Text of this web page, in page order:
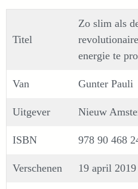
Titel
Zo slim als
energie te
Van Gunter Pauli
Uitgever Nieuw
ISBN 978 90 468
Verschenen 19 april 2019